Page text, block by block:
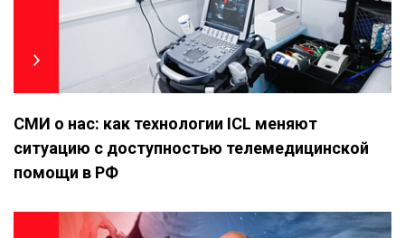
СМИ о нас: как технологии ICL меняют
ситуацию c доступностью телемедицинской
помощи в РФ